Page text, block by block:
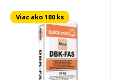
Viac ako 100 ks